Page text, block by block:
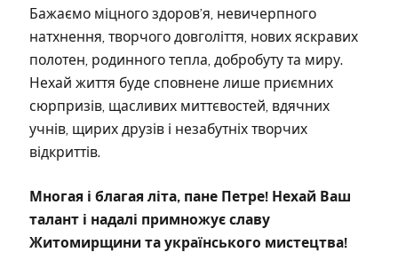
Бажаємо міцного здоров’я, невичерпного
натхнення, творчого довголіття, нових яскравих
полотен, родинного тепла, добробуту та миру.
Нехай життя буде сповнене лише приємних
сюрпризів, щасливих миттєвостей, вдячних
учнів, щирих друзів і незабутніх творчих
відкриттів.
Многая і благая літа, пане Петре! Нехай Ваш
талант і надалі примножує славу
Житомирщини та українського мистецтва!